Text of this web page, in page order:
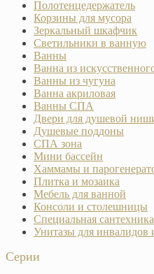
Полотенцедержатель
Корзины для мусора
Зеркальный шкафчик
Светильники в ванную
Ванны
Ванна из
Ванны из чугуна
Ванна акриловая
Ванны СПА
Двери для душевой
Душевые поддоны
СПА зона
Мини бассейн
Хаммамы и
Плитка и мозаика
Мебель для ванной
Консоли и столешницы
Специальная сантехника
Унитазы для инвалидов
Серии